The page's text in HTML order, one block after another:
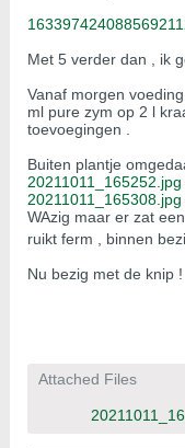
Met 5 verder dan , ik
Vanaf morgen
ml pure zym op 2 l
toevoegingen .
Buiten plantje
20211011_165252.jpg
20211011_165308.jpg
WAzig maar er zat
ruikt ferm , binnen
Nu bezig met de knip !
Attached Files